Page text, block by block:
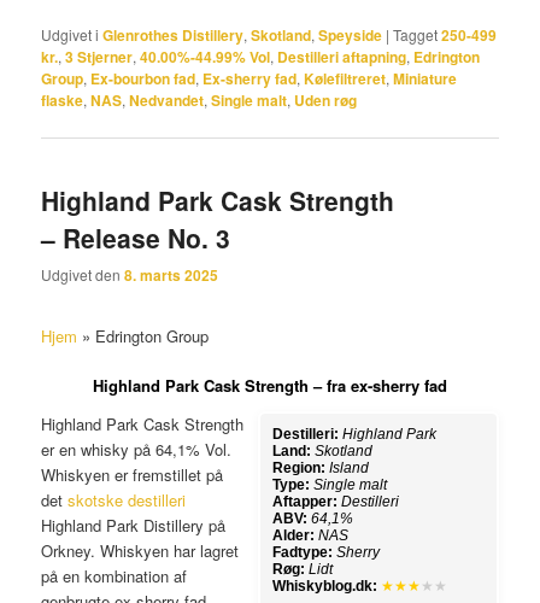
Udgivet i Glenrothes Distillery,Skotland,Speyside |Tagget250-499
kr.,3 Stjerner,40.00%-44.99% Vol, Destilleri aftapning, Edrington
Group, Ex-bourbon fad, Ex-sherry fad,Kølefiltreret,Miniature
flaske,NAS,Nedvandet,Single malt, Uden røg
Highland Park Cask Strength
– Release No. 3
Udgivet den8. marts 2025
Hjem » Edrington Group
Highland Park Cask Strength – fra ex-sherry fad
Destilleri: Highland Park
Land: Skotland
Region: Island
Type: Single malt
Aftapper: Destilleri
ABV: 64,1%
Alder: NAS
Fadtype: Sherry
Røg: Lidt
Whiskyblog.dk: ★★★ ★★
Highland Park Cask Strength
er en whisky på 64,1% Vol.
Whiskyen er fremstillet på
detskotske destilleri
Highland Park Distillery på
Orkney. Whiskyen har lagret
på en kombination af